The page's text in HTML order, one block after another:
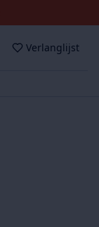
Verlanglijst